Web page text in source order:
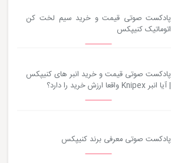
پادکست صوتی قیمت و خرید سیم لخت کن
اتوماتیک کنیپکس
پادکست صوتی قیمت و خرید انبر های کنیپکس
| آیا انبر Knipex واقعا ارزش خرید را دارد؟
پادکست صوتی معرفی برند کنیپکس